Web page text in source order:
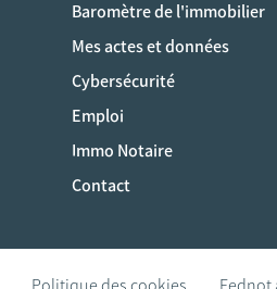
Baromètre de l'immobilier
Mes actes et données
Cybersécurité
Emploi
Immo Notaire
Contact